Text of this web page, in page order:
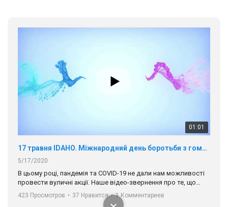
01:01
провести вуличні акції. Наше відео-звернення про те, що
навіть коли ми у різних містах та не можемо зустрінеться, ми
солідарності, приєднатися до нас. Регіональні підрозділи
ГАУ є в 16 областях України.
Разом наш голос лунає гучніше!
423 Просмотров